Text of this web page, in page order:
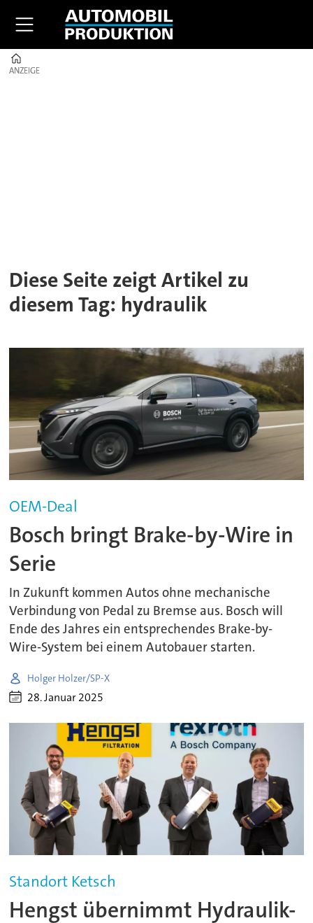
ANZEIGE
ANZEIGE
Diese Seite zeigt Artikel zu
diesem Tag: hydraulik
OEM-Deal
Bosch bringt Brake-by-Wire in
Serie
In Zukunft kommen Autos ohne mechanische
Verbindung von Pedal zu Bremse aus. Bosch will
Ende des Jahres ein entsprechendes Brake-by-
Wire-System bei einem Autobauer starten.
Holger Holzer/SP-X
28. Januar 2025
Standort Ketsch
Hengst übernimmt Hydraulik-